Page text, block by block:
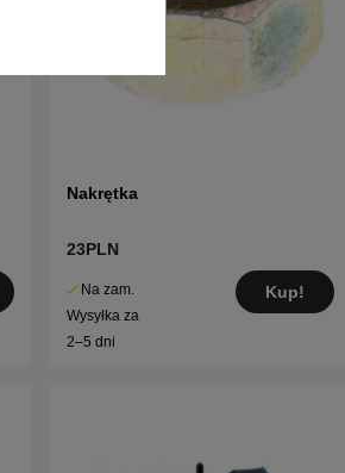
Nakrętka
23PLN
Na zam.
Wysyłka za
2–5 dni
Kup!